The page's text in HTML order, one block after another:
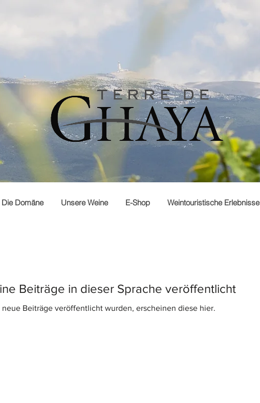
Die Domäne Unsere Weine E-Shop Weintouristische Erlebnisse
Beiträge in dieser Sprache veröffentlicht
neue Beiträge veröffentlicht wurden, erscheinen diese hier.